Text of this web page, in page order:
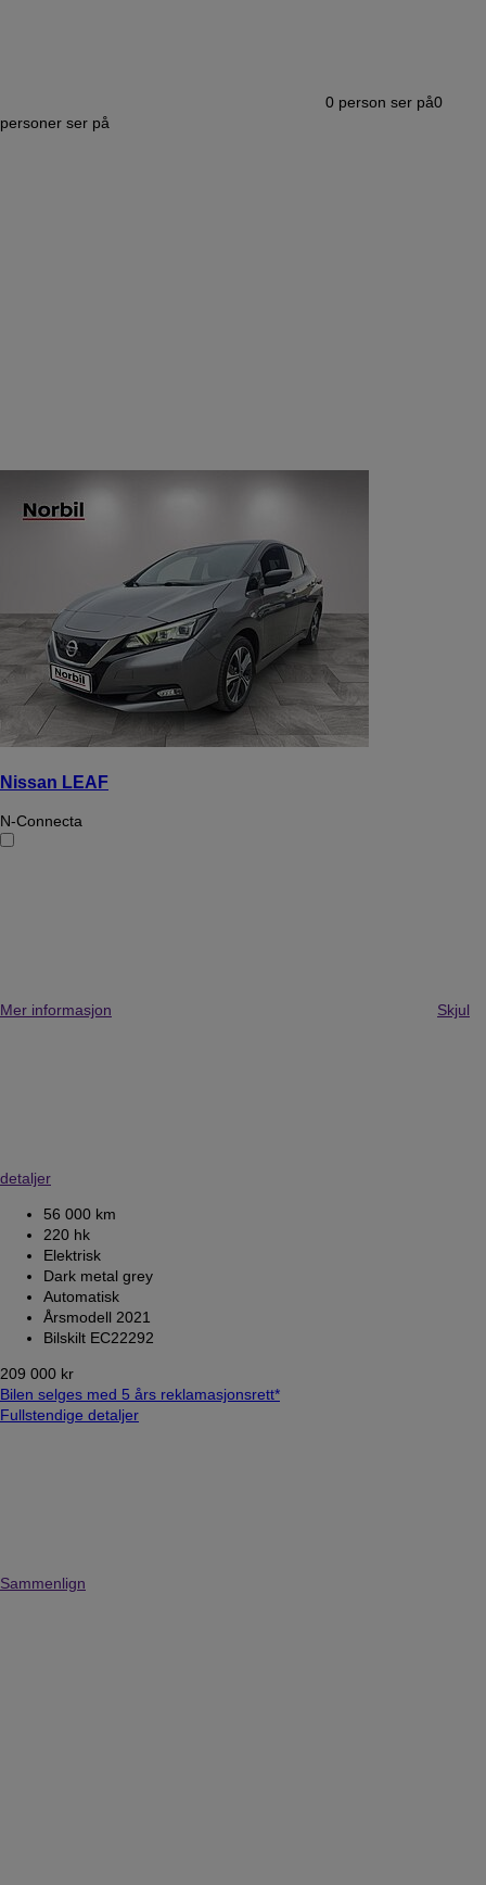
0 person ser på0
personer ser på
Nissan LEAF
N-Connecta
Mer informasjon Skjul
detaljer
56 000 km
220 hk
Elektrisk
Dark metal grey
Automatisk
Årsmodell 2021
Bilskilt EC22292
209 000 kr
Bilen selges med 5 års reklamasjonsrett*
Fullstendige detaljer
Sammenlign